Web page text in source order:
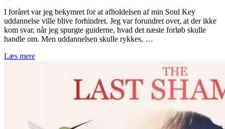
I foråret var jeg bekymret for at afholdelsen af min Soul Key
uddannelse ville blive forhindret. Jeg var forundret over, at der ikke
kom svar, når jeg spurgte guiderne, hvad det næste forløb skulle
handle om. Men uddannelsen skulle rykkes, …
Læs mere